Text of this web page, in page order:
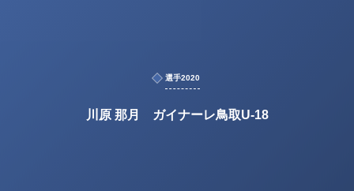
選手2020
川原 那月 ガイナーレ鳥取U-18